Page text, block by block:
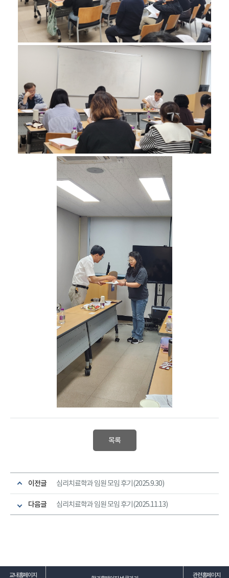
목록
이전글 심리치료학과 임원 모임 후기(2025.9.30)
다음글 심리치료학과 임원 모임 후기(2025.11.13)
교내홈페이지 관련홈페이지